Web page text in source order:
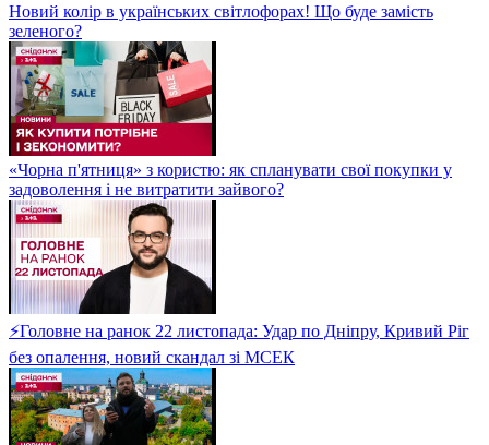
Новий колір в українських світлофорах! Що буде замість
зеленого?
«Чорна п'ятниця» з користю: як спланувати свої покупки у
задоволення і не витратити зайвого?
⚡Головне на ранок 22 листопада: Удар по Дніпру, Кривий Ріг
без опалення, новий скандал зі МСЕК